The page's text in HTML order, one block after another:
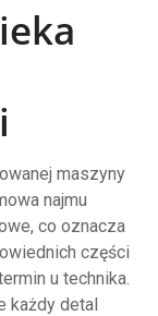
maszyny
najmu
co oznacza
części
u technika.
każdy detal